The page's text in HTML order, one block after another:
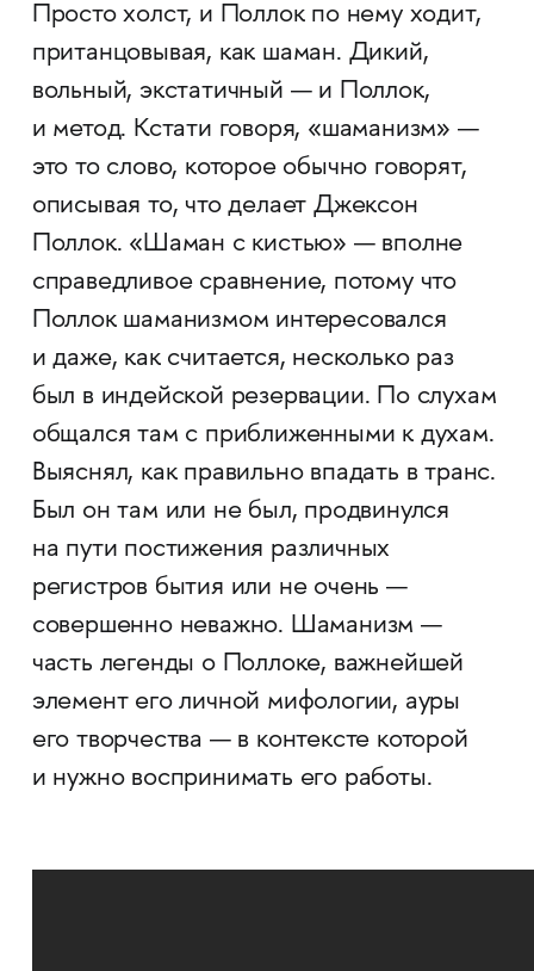
Просто холст, и Поллок по нему ходит,
пританцовывая, как шаман. Дикий,
вольный, экстатичный — и Поллок,
и метод. Кстати говоря, «шаманизм» —
это то слово, которое обычно говорят,
описывая то, что делает Джексон
Поллок. «Шаман с кистью» — вполне
справедливое сравнение, потому что
Поллок шаманизмом интересовался
и даже, как считается, несколько раз
был в индейской резервации. По слухам
общался там с приближенными к духам.
Выяснял, как правильно впадать в транс.
Был он там или не был, продвинулся
на пути постижения различных
регистров бытия или не очень —
совершенно неважно. Шаманизм —
часть легенды о Поллоке, важнейшей
элемент его личной мифологии, ауры
его творчества — в контексте которой
и нужно воспринимать его работы.